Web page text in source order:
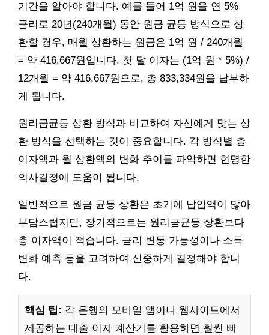
기간을 알아야 합니다. 예를 들어 1억 원을 연 5%
금리로 20년(240개월) 동안 원금 균등 방식으로 상
환할 경우, 매월 상환하는 원금은 1억 원 / 240개월
= 약 416,667원입니다. 첫 달 이자는 (1억 원 * 5%) /
12개월 = 약 416,667원으로, 총 833,334원을 납부하
게 됩니다.
원리금균등 상환 방식과 비교하여 자신에게 맞는 상
환 방식을 선택하는 것이 중요합니다. 각 방식별 총
이자액과 월 상환액의 변화 추이를 파악하면 현명한
의사결정에 도움이 됩니다.
일반적으로 원금 균등 상환은 초기에 납입액이 많아
부담스럽지만, 장기적으로는 원리금균등 상환보다
총 이자액이 적습니다. 금리 변동 가능성이나 소득
변화 예측 등을 고려하여 신중하게 결정해야 합니
다.
핵심 팁: 각 은행의 모바일 앱이나 웹사이트에서
제공하는 대출 이자 계산기를 활용하면 훨씬 빠